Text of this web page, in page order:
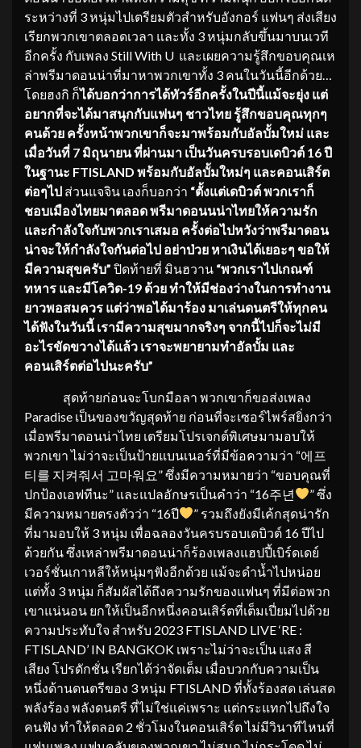
ระหว่างที่ 3 หนุ่มไปเตรียมตัวสำหรับอังกอร์ แฟนๆ ส่งเสียง
เรียกพวกเขาตลอดเวลา และทั้ง 3 หนุ่มกลับขึ้นมาบนเวที
อีกครั้ง กับเพลง Still With U และเผยความรู้สึกขอบคุณเห
ล่าพรีมาดอนน่าที่มาหาพวกเขาทั้ง 3 คนในวันนี้อีกด้วย…
โดยฮงกิ ก็ได้บอกว่าการได้ทัวร์อีกครั้งในปีนี้แม้จะยุ่ง แต่
อยากที่จะได้มาสนุกกับแฟนๆ ชาวไทย รู้สึกขอบคุณทุกๆ
คนด้วย ครั้งหน้าพวกเขาก็จะมาพร้อมกับอัลบั้มใหม่ และ
เมื่อวันที่ 7 มิถุนายน ที่ผ่านมา เป็นวันครบรอบเดบิวต์ 16 ปี
ในฐานะ FTISLAND พร้อมกับอัลบั้มใหม่ๆ และคอนเสิร์ต
ต่อๆไป ส่วนแจจิน เองก็บอกว่า “ตั้งแต่เดบิวต์ พวกเราก็
ชอบเมืองไทยมาตลอด พรีมาดอนนน่าไทยให้ความรัก
และกำลังใจกับพวกเราเสมอ ครั้งต่อไปหวังว่าพรีมาดอน
น่าจะให้กำลังใจกันต่อไป อย่าป่วย หาเงินได้เยอะๆ ขอให้
มีความสุขครับ” ปิดท้ายที่ มินฮวาน “พวกเราไปเกณฑ์
ทหาร และมีโควิด-19 ด้วย ทำให้มีช่องว่างในการทำงาน
ยาวพอสมควร แต่ว่าพอได้มาร้อง มาเล่นดนตรีให้ทุกคน
ได้ฟังในวันนี้ เรามีความสุขมากจริงๆ จากนี้ไปก็จะไม่มี
อะไรขัดขวางได้แล้ว เราจะพยายามทำอัลบั้ม และ
คอนเสิร์ตต่อไปนะครับ”
สุดท้ายก่อนจะโบกมือลา พวกเขาก็ขอส่งเพลง
Paradise เป็นของขวัญสุดท้าย ก่อนที่จะเซอร์ไพร์สยิ่งกว่า
เมื่อพรีมาดอนน่าไทย เตรียมโปรเจกต์พิเศษมามอบให้
พวกเขา ไม่ว่าจะเป็นป้ายแบนเนอร์ที่มีข้อความว่า “에프
티를 지켜줘서 고마워요” ซึ่งมีความหมายว่า “ขอบคุณที่
ปกป้องเอฟทีนะ” และแปลอักษรเป็นคำว่า “16주년
” ซึ่ง
มีความหมายตรงตัวว่า “16ปี
” รวมถึงยังมีเค้กสุดน่ารัก
ที่มามอบให้ 3 หนุ่ม เพื่อฉลองวันครบรอบเดบิวต์ 16 ปีไป
ด้วยกัน ซึ่งเหล่าพรีมาดอนน่าก็ร้องเพลงแฮปปี้เบิร์ดเดย์
เวอร์ชั่นเกาหลีให้หนุ่มๆฟังอีกด้วย แม้จะดำน้ำไปหน่อย
แต่ทั้ง 3 หนุ่ม ก็สัมผัสได้ถึงความรักของแฟนๆ ที่มีต่อพวก
เขาแน่นอน ยกให้เป็นอีกหนึ่งคอนเสิร์ตที่เต็มเปี่ยมไปด้วย
ความประทับใจ สำหรับ 2023 FTISLAND LIVE ‘RE :
FTISLAND’ IN BANGKOK เพราะไม่ว่าจะเป็น แสง สี
เสียง โปรดักชั่น เรียกได้ว่าจัดเต็ม เมื่อบวกกับความเป็น
หนึ่งด้านดนตรีของ 3 หนุ่ม FTISLAND ที่ทั้งร้องสด เล่นสด
พลังร้อง พลังดนตรี ที่ไม่ใช่แค่เพราะ แต่กระแทกไปถึงใจ
คนฟัง ทำให้ตลอด 2 ชั่วโมงในคอนเสิร์ต ไม่มีวินาทีไหนที่